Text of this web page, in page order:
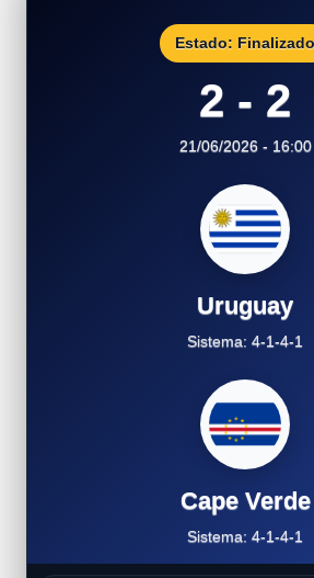
Uruguay
Sistema: 4-1-4-1
Estado: Finalizado
2 - 2
21/06/2026 - 16:00
Cape Verde
Sistema: 4-1-4-1